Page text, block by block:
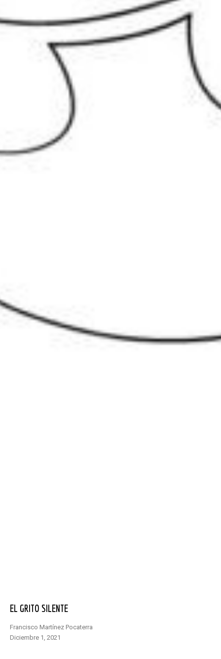
EL GRITO SILENTE
Francisco Martínez Pocaterra
diciembre 1, 2021